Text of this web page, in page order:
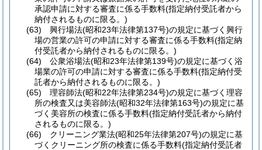
承認申請に対する審査に係る手数料(指定納付受託者から
納付されるものに限る。)
(63)
興行場法(昭和23年法律第137号)の規定に基づく興行
場の営業の許可の申請に対する審査に係る手数料(指定納
付受託者から納付されるものに限る。)
(64)
公衆浴場法(昭和23年法律第139号)の規定に基づく浴
場業の許可の申請に対する審査に係る手数料(指定納付受
託者から納付されるものに限る。)
(65)
理容師法(昭和22年法律第234号)の規定に基づく理容
所の検査又は美容師法(昭和32年法律第163号)の規定に基
づく美容所の検査に係る手数料(指定納付受託者から納付
されるものに限る。)
(66)
クリーニング業法(昭和25年法律第207号)の規定に基
づくクリーニング所の検査に係る手数料(指定納付受託者